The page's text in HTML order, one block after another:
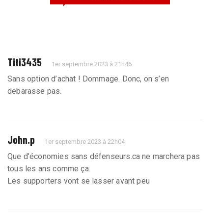
Titi3435 1er septembre 2023 à 21h46
Sans option d’achat ! Dommage. Donc, on s’en
debarasse pas.
John.p 1er septembre 2023 à 22h04
Que d’économies sans défenseurs.ca ne marchera pas
tous les ans comme ça.
Les supporters vont se lasser avant peu